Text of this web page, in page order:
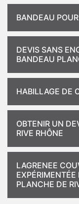
BANDEAU
DEVIS SANS
BANDEAU
HABILLAGE DE
OBTENIR UN
RIVE RHÔNE
LAGRENEE
PLANCHE DE